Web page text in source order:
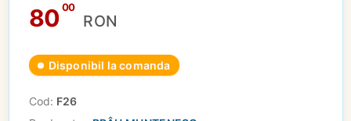
8000
RON
Disponibil la comanda
Cod: F26